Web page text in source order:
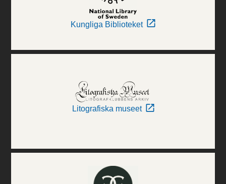
Kungliga Biblioteket
Litografiska museet